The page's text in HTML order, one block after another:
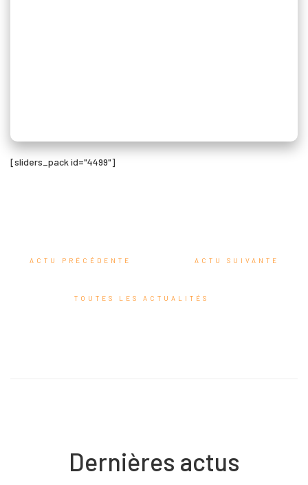
Commercialisation
[sliders_pack id="4499"]
ACTU PRÉCÉDENTE ACTU SUIVANTE
TOUTES LES ACTUALITÉS
Dernières actus